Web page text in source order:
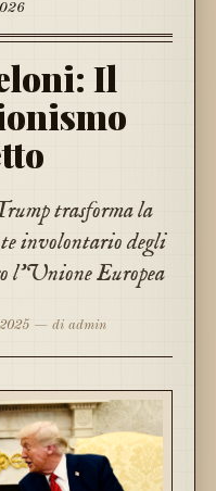
Il
trasforma la
involontario degli
l'Unione Europea
2025 — di admin